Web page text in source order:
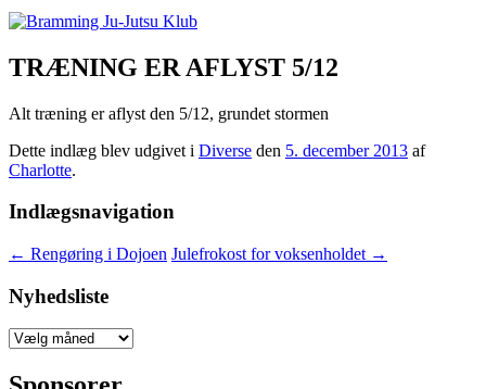
TRÆNING ER AFLYST 5/12
Alt træning er aflyst den 5/12, grundet stormen
Dette indlæg blev udgivet i Diverse den 5. december 2013 af
Charlotte.
Indlægsnavigation
← Rengøring i Dojoen Julefrokost for voksenholdet →
Nyhedsliste
Nyhedsliste